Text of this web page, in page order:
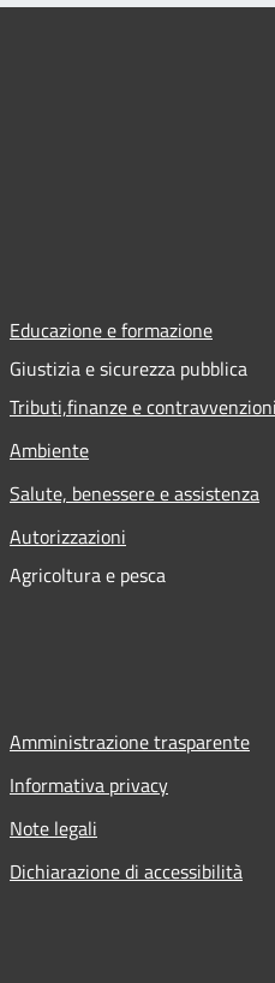
Educazione e formazione
Giustizia e sicurezza pubblica
Tributi,finanze e contravvenzioni
Ambiente
Salute, benessere e assistenza
Autorizzazioni
Agricoltura e pesca
Amministrazione trasparente
Informativa privacy
Note legali
Dichiarazione di accessibilità